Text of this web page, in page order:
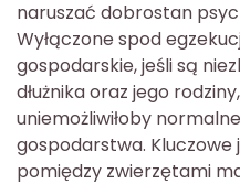
naruszać dobrostan
Wyłączone spod
gospodarskie, jeśli są
dłużnika oraz jego
uniemożliwiłoby
gospodarstwa. Kluczowe
pomiędzy zwierzętami